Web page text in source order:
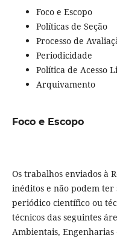
Foco e Escopo
Políticas de Seção
Processo de
Periodicidade
Política de Acesso
Arquivamento
Foco e Escopo
Os trabalhos enviados à
inéditos e não podem
periódico científico ou
técnicos das seguintes
Ambientais, Engenharias